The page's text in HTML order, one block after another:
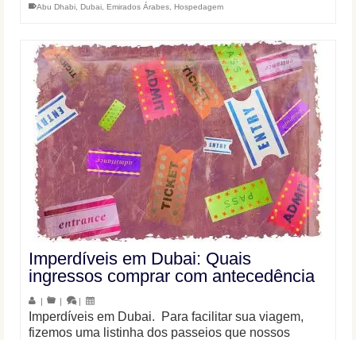
Abu Dhabi Dubai Emirados Árabes Hospedagem
Imperdíveis em Dubai: Quais
ingressos comprar com antecedência
| | |
Imperdíveis em Dubai. Para facilitar sua viagem,
fizemos uma listinha dos passeios que nossos